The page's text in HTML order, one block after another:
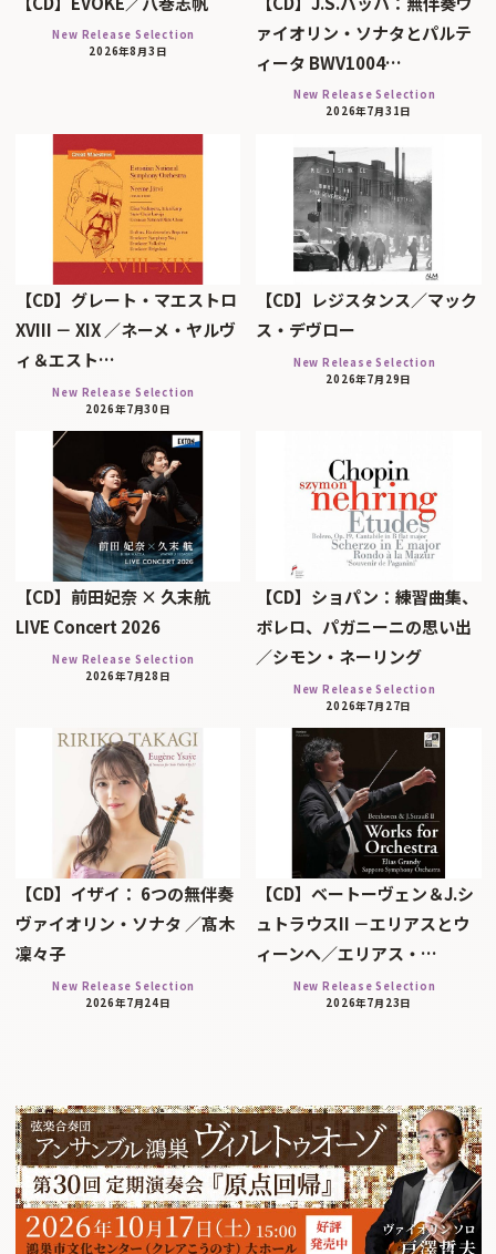
New Release Selection
2026年8月3日
ァイオリン・ソナタとパルテ
ィータ BWV1004…
New Release Selection
2026年7月31日
【CD】グレート・マエストロ
XVIII － XIX ／ネーメ・ヤルヴ
ィ＆エスト…
New Release Selection
2026年7月30日
【CD】レジスタンス／マック
ス・デヴロー
New Release Selection
2026年7月29日
【CD】前田妃奈 × 久末航
LIVE Concert 2026
New Release Selection
2026年7月28日
【CD】ショパン：練習曲集、
ボレロ、パガニーニの思い出
／シモン・ネーリング
New Release Selection
2026年7月27日
【CD】イザイ： 6つの無伴奏
ヴァイオリン・ソナタ ／髙木
凜々子
New Release Selection
2026年7月24日
【CD】ベートーヴェン＆J.シ
ュトラウスII －エリアスとウ
ィーンへ／エリアス・…
New Release Selection
2026年7月23日